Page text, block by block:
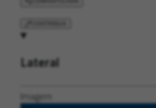
Lateral
Imagem